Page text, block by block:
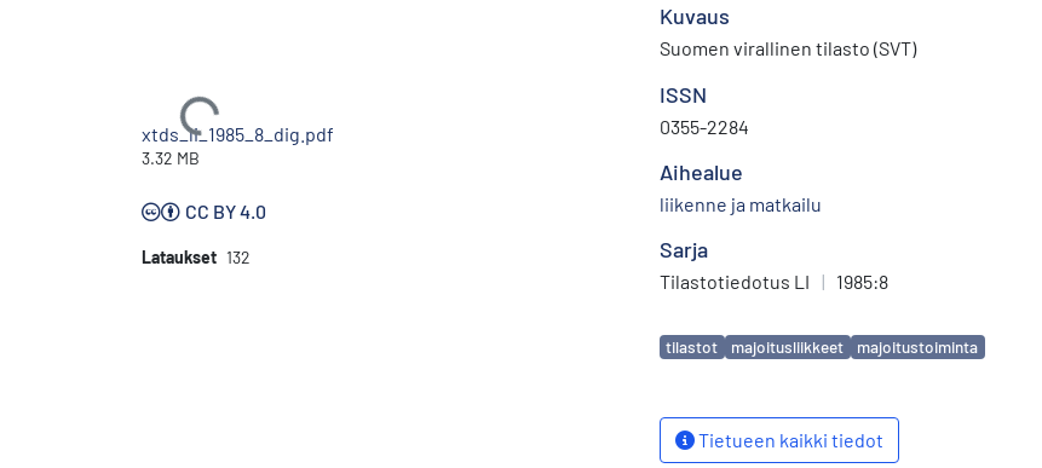
Ladataan...
xtds_li_1985_8_dig.pdf
3.32 MB
CC BY 4.0
Lataukset 132
Kuvaus
Suomen virallinen tilasto (SVT)
ISSN
0355-2284
Aihealue
liikenne ja matkailu
Sarja
Tilastotiedotus LI | 1985:8
Avainsanat
tilastot majoitusliikkeet majoitustoiminta
Tietueen kaikki tiedot